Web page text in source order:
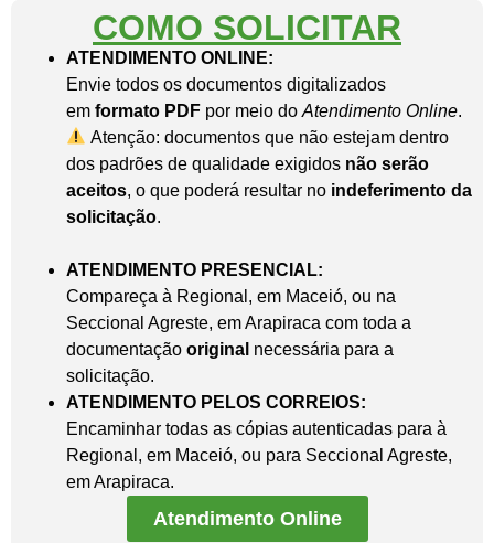
COMO SOLICITAR
ATENDIMENTO ONLINE:
Envie todos os documentos digitalizados
em formato PDF por meio do Atendimento Online.
Atenção: documentos que não estejam dentro
dos padrões de qualidade exigidos não serão
aceitos, o que poderá resultar no indeferimento da
solicitação.
ATENDIMENTO PRESENCIAL:
Compareça à Regional, em Maceió, ou na
Seccional Agreste, em Arapiraca com toda a
documentação original necessária para a
solicitação.
ATENDIMENTO PELOS CORREIOS:
Encaminhar todas as cópias autenticadas para à
Regional, em Maceió, ou para Seccional Agreste,
em Arapiraca.
Atendimento Online